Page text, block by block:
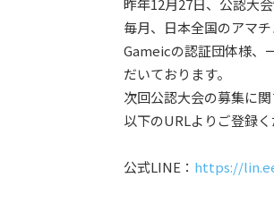
昨年12月27日、公認大
毎月、日本全国のアマ
Gameicの認証団体様、
だいております。
次回公認大会の募集に
以下のURLよりご登録く
公式LINE： https://